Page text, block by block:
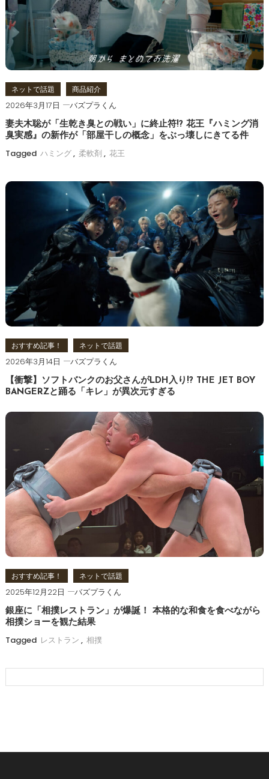
シ
ョ
ン
ネットで話題 商品紹介
2026年3月17日 バズプラくん
妻夫木聡が「生乾き臭との戦い」に終止符!? 花王『ハミング消
臭実感』の新作が「部屋干しの概念」をぶっ壊しにきてる件
Tagged ハミング, 柔軟剤 , 花王
おすすめ記事！ ネットで話題
2026年3月14日 バズプラくん
【衝撃】ソフトバンクのお父さんがLDH入り!? THE JET BOY
BANGERZと踊る「キレ」が異次元すぎる
おすすめ記事！ ネットで話題
2025年12月22日 バズプラくん
銀座に「相撲レストラン」が爆誕！ 本格的な和食を食べながら
相撲ショーを観た結果
Tagged レストラン , 相撲